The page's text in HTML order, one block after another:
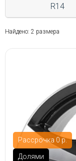
R14
Найдено: 2 размера
Рассрочка 0 р.
Долями